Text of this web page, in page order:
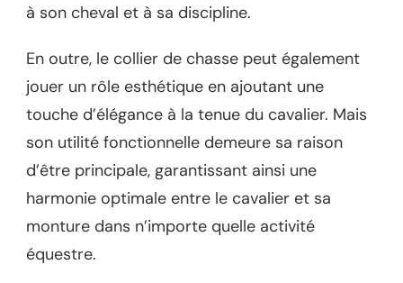
à son cheval et à sa discipline.
En outre, le collier de chasse peut également
jouer un rôle esthétique en ajoutant une
touche d’élégance à la tenue du cavalier. Mais
son utilité fonctionnelle demeure sa raison
d’être principale, garantissant ainsi une
harmonie optimale entre le cavalier et sa
monture dans n’importe quelle activité
équestre.